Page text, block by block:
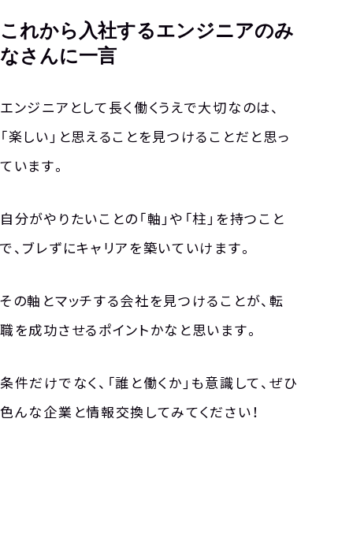
これから入社するエンジニアのみ
なさんに一言
エンジニアとして長く働くうえで大切なのは、
「楽しい」と思えることを見つけることだと思っ
ています。
自分がやりたいことの「軸」や「柱」を持つこと
で、ブレずにキャリアを築いていけます。
その軸とマッチする会社を見つけることが、転
職を成功させるポイントかなと思います。
条件だけでなく、「誰と働くか」も意識して、ぜひ
色んな企業と情報交換してみてください！